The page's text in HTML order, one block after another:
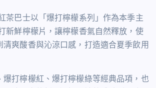
茶巴士以「爆打檸檬系列」作為本季主
新鮮檸檬片，讓檸檬香氣自然釋放，使
清爽酸香與沁涼口感，打造適合夏季飲用
爆打檸檬紅、爆打檸檬綠等經典品項，也